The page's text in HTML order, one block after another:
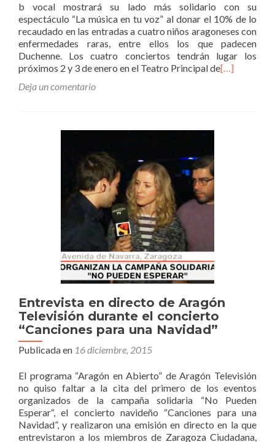
b vocal mostrará su lado más solidario con su
espectáculo “La música en tu voz” al donar el 10% de lo
recaudado en las entradas a cuatro niños aragoneses con
enfermedades raras, entre ellos los que padecen
Duchenne. Los cuatro conciertos tendrán lugar los
próximos 2 y 3 de enero en el Teatro Principal de[…]
Deja un comentario
Entrevista en directo de Aragón
Televisión durante el concierto
“Canciones para una Navidad”
Publicada en 16 diciembre, 2015
El programa “Aragón en Abierto” de Aragón Televisión
no quiso faltar a la cita del primero de los eventos
organizados de la campaña solidaria “No Pueden
Esperar“, el concierto navideño “Canciones para una
Navidad”, y realizaron una emisión en directo en la que
entrevistaron a los miembros de Zaragoza Ciudadana,